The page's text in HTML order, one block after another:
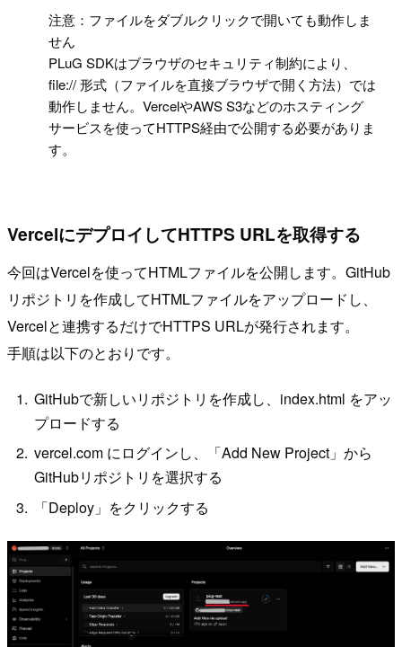
注意：ファイルをダブルクリックで開いても動作しま
せん
PLuG SDKはブラウザのセキュリティ制約により、
file:// 形式（ファイルを直接ブラウザで開く方法）では
動作しません。VercelやAWS S3などのホスティング
サービスを使ってHTTPS経由で公開する必要がありま
す。
VercelにデプロイしてHTTPS URLを取得する
今回はVercelを使ってHTMLファイルを公開します。GitHub
リポジトリを作成してHTMLファイルをアップロードし、
Vercelと連携するだけでHTTPS URLが発行されます。
手順は以下のとおりです。
GitHubで新しいリポジトリを作成し、index.html をアッ
プロードする
vercel.com にログインし、「Add New Project」から
GitHubリポジトリを選択する
「Deploy」をクリックする